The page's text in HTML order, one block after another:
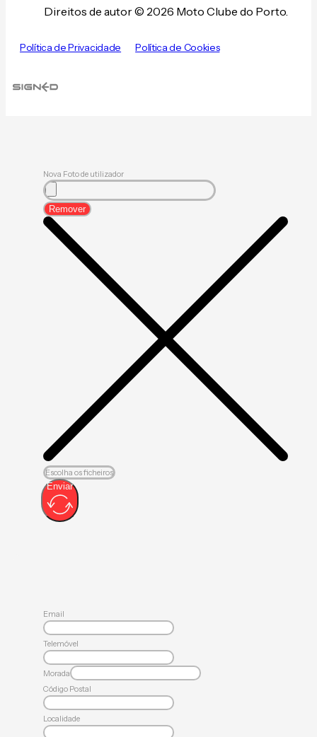
Direitos de autor © 2026 Moto Clube do Porto.
Política de Privacidade Política de Cookies
Nova Foto de utilizador
Remover
Escolha os ficheiros
Enviar
Email
Telemóvel
Morada
Código Postal
Localidade